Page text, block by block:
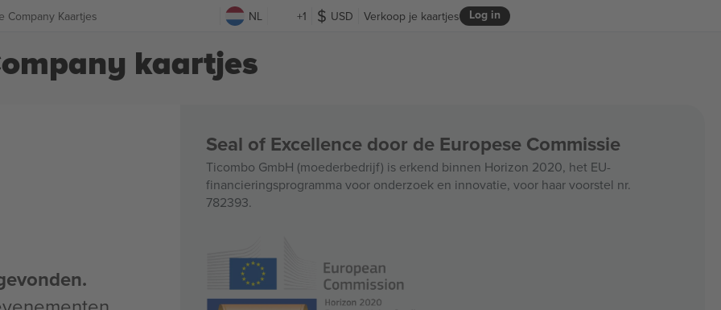
Company Kaartjes NL +1 USD Log in
Verkoop je kaartjes
kaartjes
Seal of Excellence door de Europese Commissie
Ticombo GmbH (moederbedrijf) is erkend binnen Horizon 2020, het EU-
financieringsprogramma voor onderzoek en innovatie, voor haar voorstel nr.
782393.